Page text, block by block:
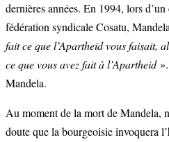
dernières années. En 1994, lors
fédération syndicale Cosatu,
fait ce que l’Apartheid vous faisait,
ce que vous avez fait à l’Apartheid».
Mandela.
Au moment de la mort de Mandela,
doute que la bourgeoisie invoquera